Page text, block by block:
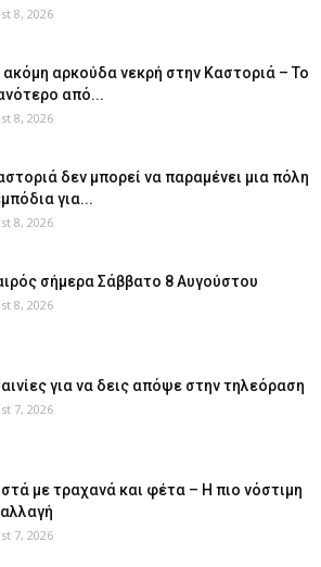
8, 2026
ακόμη αρκούδα νεκρή στην Καστοριά – Το
από...
8, 2026
δεν μπορεί να παραμένει μια πόλη
για...
8, 2026
σήμερα Σάββατο 8 Αυγούστου
8, 2026
για να δεις απόψε στην τηλεόραση
7, 2026
με τραχανά και φέτα – Η πιο νόστιμη
7, 2026